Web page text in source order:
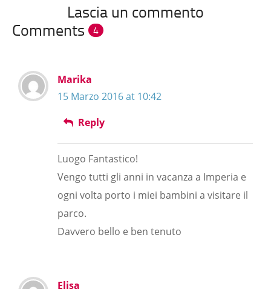
Lascia un commento
Comments
4
Marika
15 Marzo 2016 at 10:42
Reply
Luogo Fantastico!
Vengo tutti gli anni in vacanza a Imperia e
ogni volta porto i miei bambini a visitare il
parco.
Davvero bello e ben tenuto
Elisa